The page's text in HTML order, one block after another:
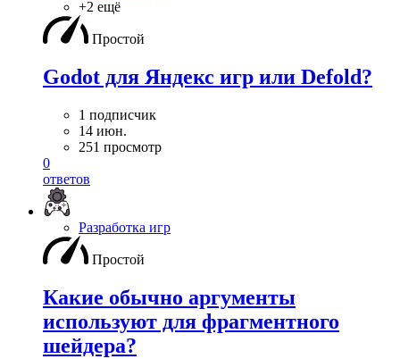
+2 ещё
Простой
Godot для Яндекс игр или Defold?
1 подписчик
14 июн.
251 просмотр
0
ответов
Разработка игр
Простой
Какие обычно аргументы
используют для фрагментного
шейдера?